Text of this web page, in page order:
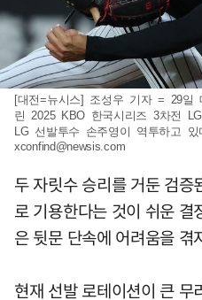
[대전=뉴시스] 조성우 기자 = 29일
린 2025 KBO 한국시리즈 3차전
LG 선발투수 손주영이 역투하고 있
xconfind@newsis.com
두 자릿수 승리를 거둔 검
로 기용한다는 것이 쉬운
은 뒷문 단속에 어려움을 겪
현재 선발 로테이션이 큰 무